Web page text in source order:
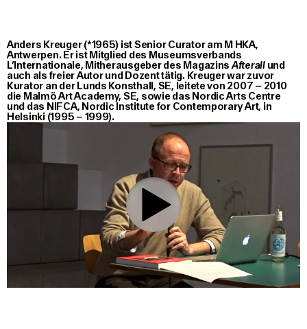
0:00 38:47
Anders Kreuger (*1965) ist Senior Curator am M HKA,
Antwerpen. Er ist Mitglied des Museumsverbands
L’Internationale, Mitherausgeber des MagazinsAfterallund
auch als freier Autor und Dozent tätig. Kreuger war zuvor
Kurator an der Lunds Konsthall, SE, leitete von 2007 – 2010
die Malmö Art Academy, SE, sowie das Nordic Arts Centre
und das NIFCA, Nordic Institute for Contemporary Art, in
Helsinki (1995 – 1999).